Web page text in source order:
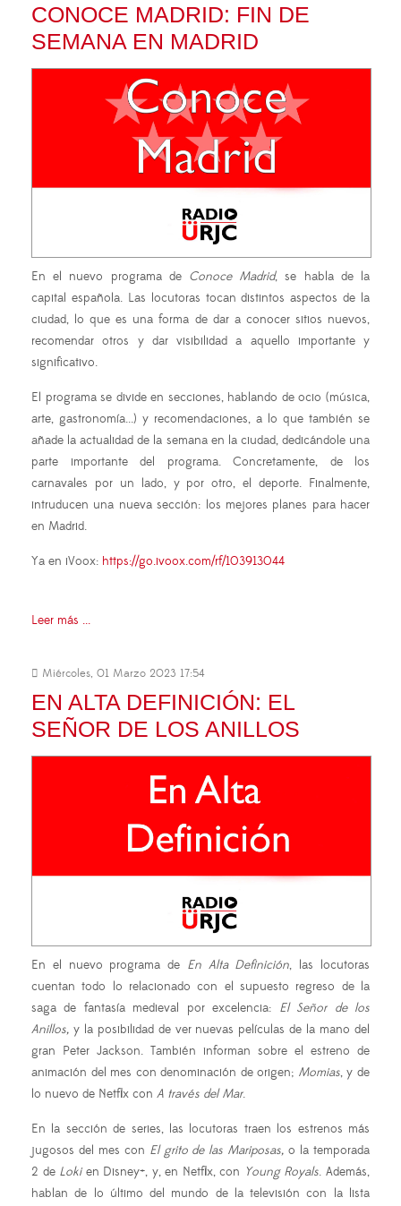
CONOCE MADRID: FIN DE
SEMANA EN MADRID
En el nuevo programa de Conoce Madrid, se habla de la
capital española. Las locutoras tocan distintos aspectos de la
ciudad, lo que es una forma de dar a conocer sitios nuevos,
recomendar otros y dar visibilidad a aquello importante y
significativo.
El programa se divide en secciones, hablando de ocio (música,
arte, gastronomía...) y recomendaciones, a lo que también se
añade la actualidad de la semana en la ciudad, dedicándole una
parte importante del programa. Concretamente, de los
carnavales por un lado, y por otro, el deporte. Finalmente,
intruducen una nueva sección: los mejores planes para hacer
en Madrid.
Ya en iVoox: https://go.ivoox.com/rf/103913044
Leer más ...
Miércoles, 01 Marzo 2023 17:54
EN ALTA DEFINICIÓN: EL
SEÑOR DE LOS ANILLOS
En el nuevo programa de En Alta Definición, las locutoras
cuentan todo lo relacionado con el supuesto regreso de la
saga de fantasía medieval por excelencia: El Señor de los
Anillos, y la posibilidad de ver nuevas películas de la mano del
gran Peter Jackson. También informan sobre el estreno de
animación del mes con denominación de origen; Momias, y de
lo nuevo de Netflix con A través del Mar.
En la sección de series, las locutoras traen los estrenos más
jugosos del mes con El grito de las Mariposas, o la temporada
2 de Lokien Disney+, y, en Netflix, con Young Royals. Además,
hablan de lo último del mundo de la televisión con la lista